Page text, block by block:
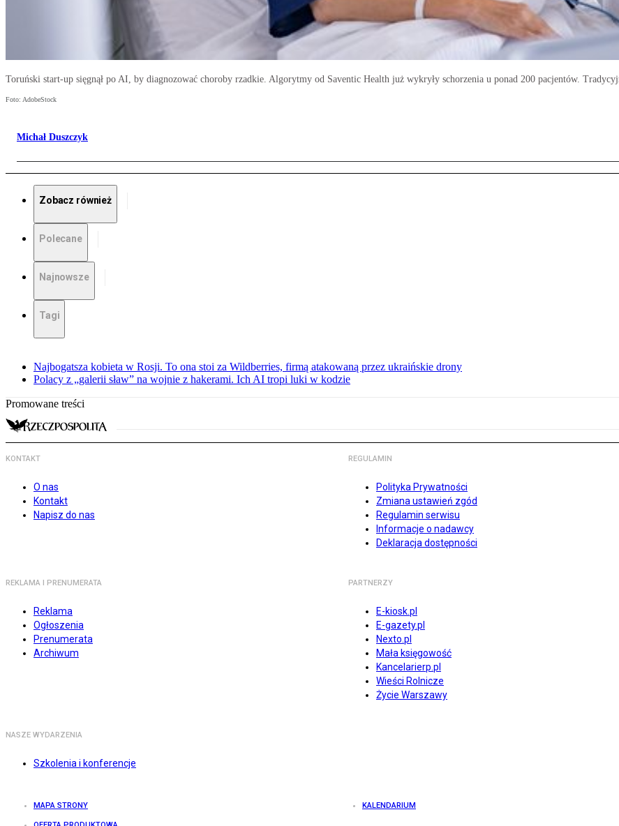
Toruński start-up sięgnął po AI, by diagnozować choroby rzadkie. Algorytmy od Saventic Health już wykryły schorzenia u ponad 200 pacjentów.
Foto: AdobeStock
Michał Duszczyk
Zobacz również
Polecane
Najnowsze
Tagi
Najbogatsza kobieta w Rosji. To ona stoi za Wildberries, firmą atakowaną przez ukraińskie drony
Polacy z „galerii sław” na wojnie z hakerami. Ich AI tropi luki w kodzie
Promowane treści
KONTAKT
O nas
Kontakt
Napisz do nas
REGULAMIN
Polityka Prywatności
Zmiana ustawień zgód
Regulamin serwisu
Informacje o nadawcy
Deklaracja dostępności
REKLAMA I PRENUMERATA
Reklama
Ogłoszenia
Prenumerata
Archiwum
PARTNERZY
E-kiosk.pl
E-gazety.pl
Nexto.pl
Mała księgowość
Kancelarierp.pl
Wieści Rolnicze
Życie Warszawy
NASZE WYDARZENIA
Szkolenia i konferencje
MAPA STRONY KALENDARIUM